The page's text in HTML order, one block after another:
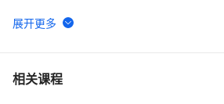
6 在Docker上玩转PostgreSQL -- Mac篇
7 PostgreSQL upsert功能(insert on
相关课程